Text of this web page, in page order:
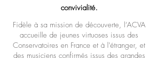
convivialité.
Fidèle à sa mission de découverte, l’ACVA
accueille de jeunes virtuoses issus des
Conservatoires en France et à l'étranger, et
des musiciens confirmés issus des grandes